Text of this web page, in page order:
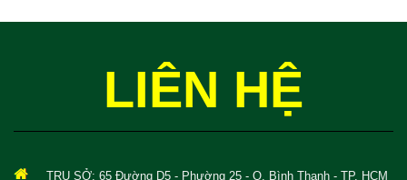
LIÊN HỆ
TRỤ SỞ: 65 Đường D5 - Phường 25 - Q. Bình Thạnh - TP. HCM